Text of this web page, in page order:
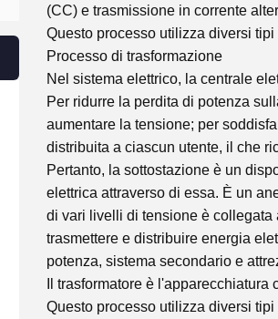
(CC) e trasmissione in corrente
Questo processo utilizza diversi
Processo di trasformazione
Nel sistema elettrico, la centrale
Per ridurre la perdita di potenza
aumentare la tensione; per
distribuita a ciascun utente, il che
Pertanto, la sottostazione è un
elettrica attraverso di essa. È un
di vari livelli di tensione è collegata
trasmettere e distribuire energia
potenza, sistema secondario e
Il trasformatore è
Questo processo utilizza diversi